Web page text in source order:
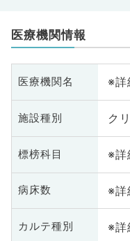
医療機関情報
医療機関名 ※詳
施設種別 ク
標榜科目 ※詳
病床数 ※詳
カルテ種別 ※詳